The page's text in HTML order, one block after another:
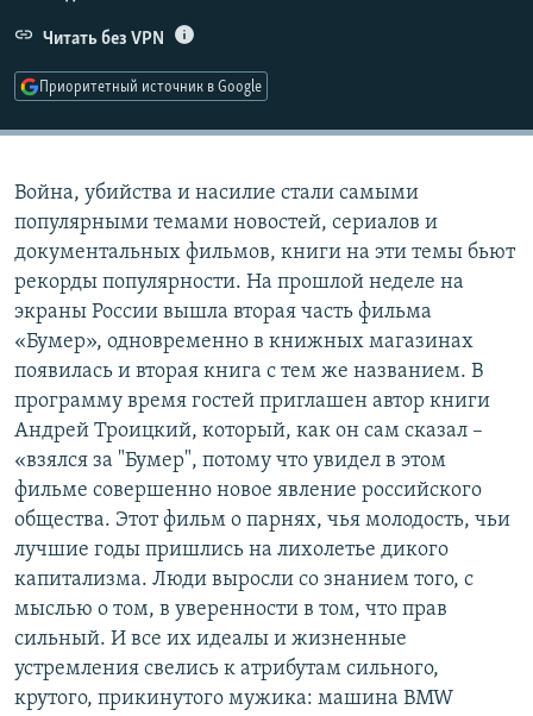
РАСПИСАНИЕ ВЕЩАНИЯ
СОЦИАЛЬНЫЕ СЕТИ
Все сайты РСЕ/РС
Читать без VPN
Приоритетный источник в Google
Война, убийства и насилие стали самыми
популярными темами новостей, сериалов и
документальных фильмов, книги на эти темы бьют
рекорды популярности. На прошлой неделе на
экраны России вышла вторая часть фильма
«Бумер», одновременно в книжных магазинах
появилась и вторая книга с тем же названием. В
программу время гостей приглашен автор книги
Андрей Троицкий, который, как он сам сказал –
«взялся за "Бумер", потому что увидел в этом
фильме совершенно новое явление российского
общества. Этот фильм о парнях, чья молодость, чьи
лучшие годы пришлись на лихолетье дикого
капитализма. Люди выросли со знанием того, с
мыслью о том, в уверенности в том, что прав
сильный. И все их идеалы и жизненные
устремления свелись к атрибутам сильного,
крутого, прикинутого мужика: машина BMW